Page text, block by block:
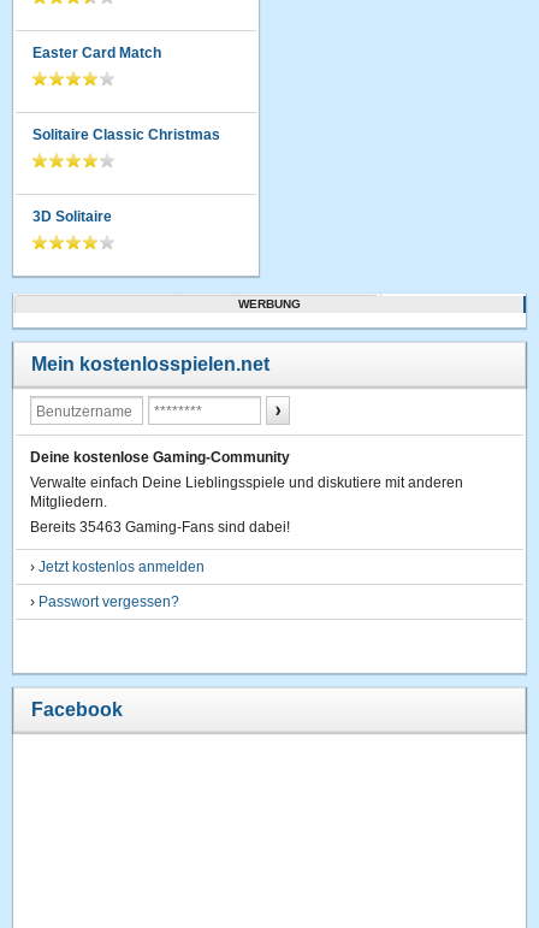
Easter Card Match
Solitaire Classic Christmas
3D Solitaire
WERBUNG
Mein kostenlosspielen.net
Deine kostenlose Gaming-Community
Verwalte einfach Deine Lieblingsspiele und diskutiere mit anderen
Mitgliedern.
Bereits 35463 Gaming-Fans sind dabei!
›Jetzt kostenlos anmelden
› Passwort vergessen?
Facebook